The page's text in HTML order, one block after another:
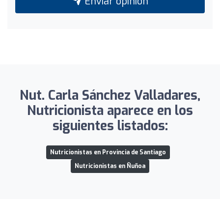
Nut. Carla Sánchez Valladares,
Nutricionista aparece en los
siguientes listados:
Nutricionistas en Provincia de Santiago
Nutricionistas en Ñuñoa